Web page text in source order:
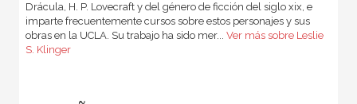
Drácula, H. P. Lovecraft y del género de ficción del siglo xix, e
imparte frecuentemente cursos sobre estos personajes y sus
obras en la UCLA. Su trabajo ha sido mer... Ver más sobre Leslie
S. Klinger